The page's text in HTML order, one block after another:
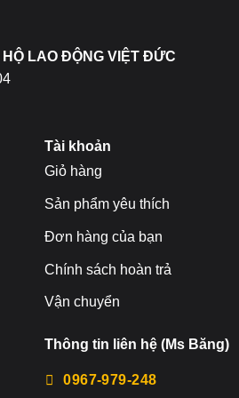
LAO ĐỘNG VIỆT ĐỨC
Tài khoản
Giỏ hàng
Sản phẩm yêu thích
Đơn hàng của bạn
Chính sách hoàn trả
Vận chuyển
Thông tin liên hệ (Ms Băng)
0967-979-248